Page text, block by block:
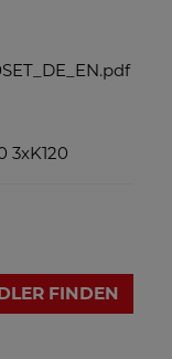
3xK120
FINDEN